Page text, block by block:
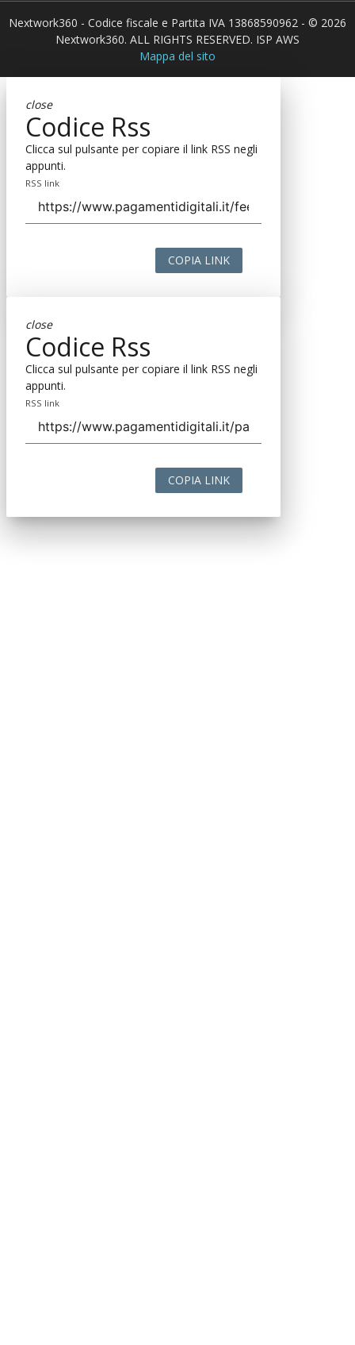
Nextwork360 - Codice fiscale e Partita IVA 13868590962 - © 2026
Nextwork360. ALL RIGHTS RESERVED. ISP AWS
Mappa del sito
close
Codice Rss
Clicca sul pulsante per copiare il link RSS negli
appunti.
RSS link
COPIA LINK
close
Codice Rss
Clicca sul pulsante per copiare il link RSS negli
appunti.
RSS link
COPIA LINK